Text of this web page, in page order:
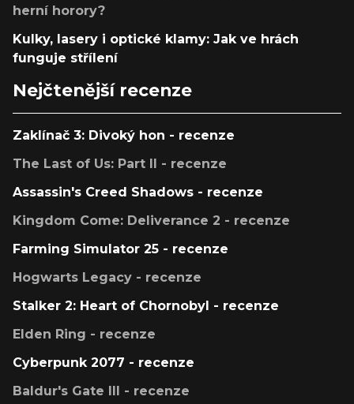
herní horory?
Kulky, lasery i optické klamy: Jak ve hrách
funguje střílení
Nejčtenější recenze
Zaklínač 3: Divoký hon - recenze
The Last of Us: Part II - recenze
Assassin's Creed Shadows - recenze
Kingdom Come: Deliverance 2 - recenze
Farming Simulator 25 - recenze
Hogwarts Legacy - recenze
Stalker 2: Heart of Chornobyl - recenze
Elden Ring - recenze
Cyberpunk 2077 - recenze
Baldur's Gate III - recenze